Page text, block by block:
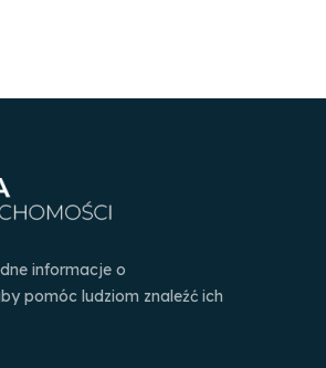
informacje o
pomóc ludziom znaleźć ich